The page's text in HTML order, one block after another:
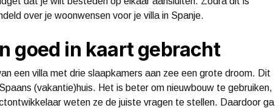
over je woonwensen voor je villa in Spanje.
goed in kaart gebracht
een villa met drie slaapkamers aan zee een grote droom. Dit
(vakantie)huis. Het is beter om nieuwbouw te gebruiken,
weten ze de juiste vragen te stellen. Daardoor ga